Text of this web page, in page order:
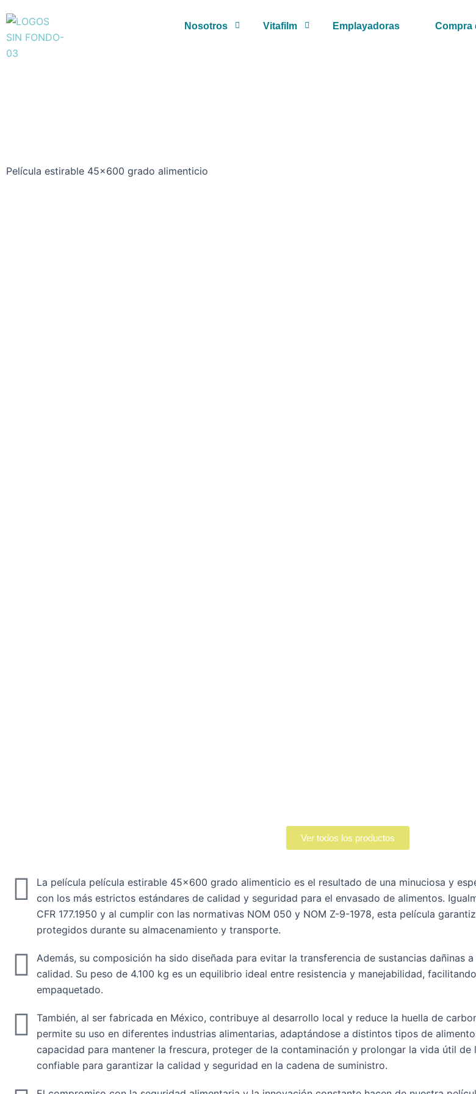
al
contenido
Nosotros Vitafilm Emplayadoras Compra
Película estirable 45x600 grado alimenticio
Ver todos los productos
La película película estirable 45x600 grado alimenticio es el resultado de una minuciosa y
con los más estrictos estándares de calidad y seguridad para el envasado de alimentos.
CFR 177.1950 y al cumplir con las normativas NOM 050 y NOM Z-9-1978, esta película
protegidos durante su almacenamiento y transporte.
Además, su composición ha sido diseñada para evitar la transferencia de sustancias dañinas
calidad. Su peso de 4.100 kg es un equilibrio ideal entre resistencia y manejabilidad,
empaquetado.
También, al ser fabricada en México, contribuye al desarrollo local y reduce la huella de
permite su uso en diferentes industrias alimentarias, adaptándose a distintos tipos de
capacidad para mantener la frescura, proteger de la contaminación y prolongar la vida útil
confiable para garantizar la calidad y seguridad en la cadena de suministro.